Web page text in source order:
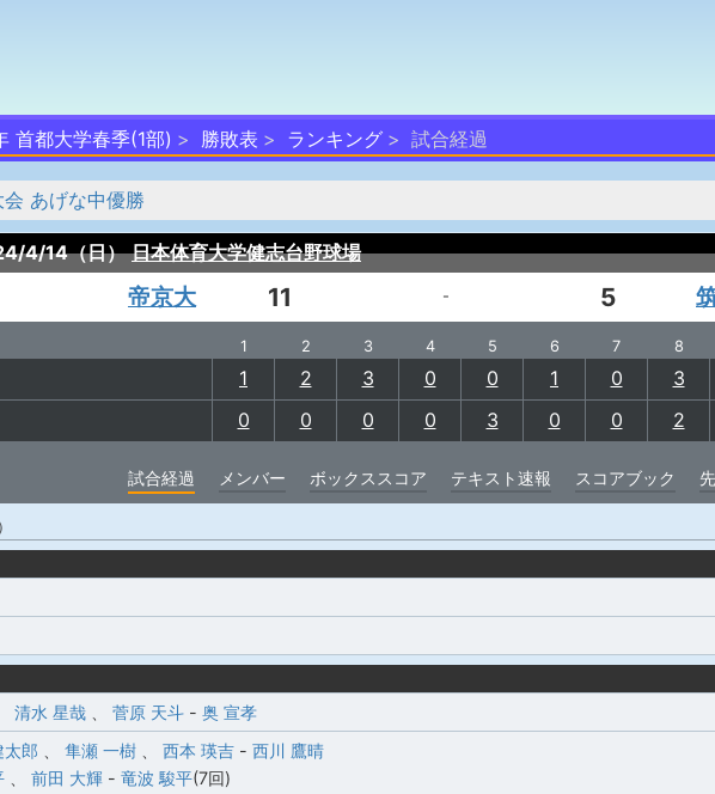
首都大学春季(1部) 勝敗表 ランキング 試合経過
あげな中優勝
4/14（日） 日本体育大学健志台野球場
帝京大 11 - 5
1 2 3 4 5 6 7 8
1 2 3 0 0 1 0
3
0 0 0 0 3 0 0 2
試合経過 メンバー ボックススコア テキスト速報 スコアブック
清水 星哉 菅原 天斗 - 奥 宣孝
太郎 隼瀬 一樹 西本 瑛吉 - 西川 鷹晴
前田 大輝 - 竜波 駿平(7回)